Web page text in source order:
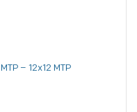
– 12x12 MTP